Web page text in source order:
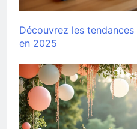
Découvrez les
en 2025